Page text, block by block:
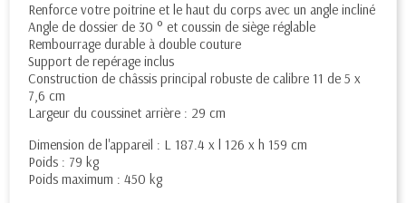
Renforce votre poitrine et le haut du corps avec un angle incliné
Angle de dossier de 30 ° et coussin de siège réglable
Rembourrage durable à double couture
Support de repérage inclus
Construction de châssis principal robuste de calibre 11 de 5 x
7,6 cm
Largeur du coussinet arrière : 29 cm
Dimension de l'appareil : L 187.4 x l 126 x h 159 cm
Poids : 79 kg
Poids maximum : 450 kg